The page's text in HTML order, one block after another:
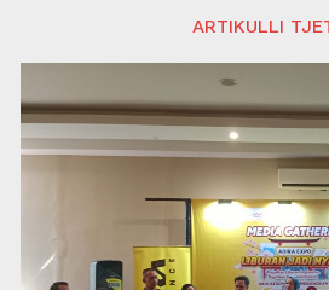
ARTIKULLI